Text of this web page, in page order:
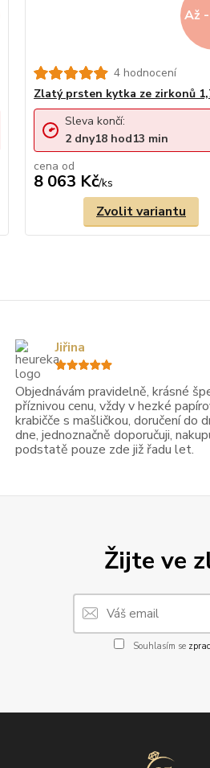
Až
4 hodnocení
Zlatý prsten kytka ze zirkonů
cena od
8 063 Kč/ks
Sleva končí:
2 dny18 hod13 min
Zvolit variantu
Žijte ve
Souhlasím se
Objednávám pravidelně, krásné
příznivou cenu, vždy v hezké
krabičče s mašličkou, doručení do
dne, jednoznačně doporučuji,
podstatě pouze zde již řadu let.
Jiřina